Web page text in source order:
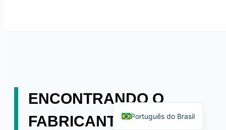
ENCONTRANDO O
FABRICANTE DEPortuguês do Brasil
English